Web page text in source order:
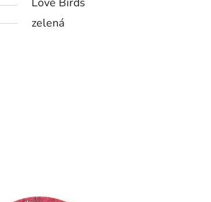
zelená